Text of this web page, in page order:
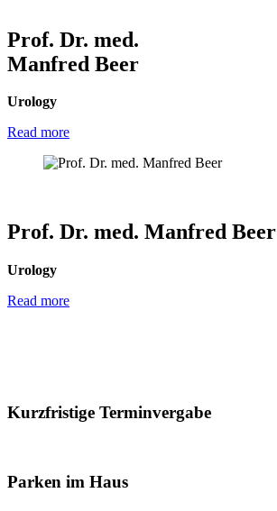
Prof. Dr. med.
Manfred Beer
Urology
Read more
Prof. Dr. med. Manfred Beer
Urology
Read more
Kurzfristige Terminvergabe
Parken im Haus